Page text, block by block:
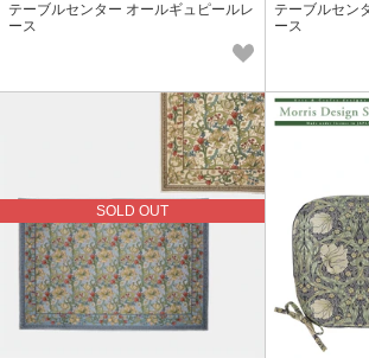
テーブルセンター オールギュピールレ
ース
テーブルセン
ース
SOLD OUT